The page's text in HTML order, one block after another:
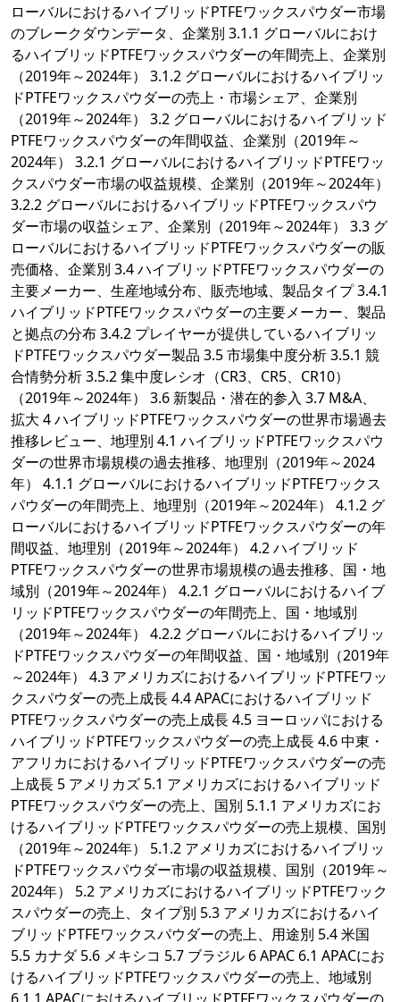
ローバルにおけるハイブリッドPTFEワックスパウダー市場
のブレークダウンデータ、企業別 3.1.1 グローバルにおけ
るハイブリッドPTFEワックスパウダーの年間売上、企業別
（2019年～2024年） 3.1.2 グローバルにおけるハイブリッ
ドPTFEワックスパウダーの売上・市場シェア、企業別
（2019年～2024年） 3.2 グローバルにおけるハイブリッド
PTFEワックスパウダーの年間収益、企業別（2019年～
2024年） 3.2.1 グローバルにおけるハイブリッドPTFEワッ
クスパウダー市場の収益規模、企業別（2019年～2024年）
3.2.2 グローバルにおけるハイブリッドPTFEワックスパウ
ダー市場の収益シェア、企業別（2019年～2024年） 3.3 グ
ローバルにおけるハイブリッドPTFEワックスパウダーの販
売価格、企業別 3.4 ハイブリッドPTFEワックスパウダーの
主要メーカー、生産地域分布、販売地域、製品タイプ 3.4.1
ハイブリッドPTFEワックスパウダーの主要メーカー、製品
と拠点の分布 3.4.2 プレイヤーが提供しているハイブリッ
ドPTFEワックスパウダー製品 3.5 市場集中度分析 3.5.1 競
合情勢分析 3.5.2 集中度レシオ（CR3、CR5、CR10）
（2019年～2024年） 3.6 新製品・潜在的参入 3.7 M&A、
拡大 4 ハイブリッドPTFEワックスパウダーの世界市場過去
推移レビュー、地理別 4.1 ハイブリッドPTFEワックスパウ
ダーの世界市場規模の過去推移、地理別（2019年～2024
年） 4.1.1 グローバルにおけるハイブリッドPTFEワックス
パウダーの年間売上、地理別（2019年～2024年） 4.1.2 グ
ローバルにおけるハイブリッドPTFEワックスパウダーの年
間収益、地理別（2019年～2024年） 4.2 ハイブリッド
PTFEワックスパウダーの世界市場規模の過去推移、国・地
域別（2019年～2024年） 4.2.1 グローバルにおけるハイブ
リッドPTFEワックスパウダーの年間売上、国・地域別
（2019年～2024年） 4.2.2 グローバルにおけるハイブリッ
ドPTFEワックスパウダーの年間収益、国・地域別（2019年
～2024年） 4.3 アメリカズにおけるハイブリッドPTFEワッ
クスパウダーの売上成長 4.4 APACにおけるハイブリッド
PTFEワックスパウダーの売上成長 4.5 ヨーロッパにおける
ハイブリッドPTFEワックスパウダーの売上成長 4.6 中東・
アフリカにおけるハイブリッドPTFEワックスパウダーの売
上成長 5 アメリカズ 5.1 アメリカズにおけるハイブリッド
PTFEワックスパウダーの売上、国別 5.1.1 アメリカズにお
けるハイブリッドPTFEワックスパウダーの売上規模、国別
（2019年～2024年） 5.1.2 アメリカズにおけるハイブリッ
ドPTFEワックスパウダー市場の収益規模、国別（2019年～
2024年） 5.2 アメリカズにおけるハイブリッドPTFEワック
スパウダーの売上、タイプ別 5.3 アメリカズにおけるハイ
ブリッドPTFEワックスパウダーの売上、用途別 5.4 米国
5.5 カナダ 5.6 メキシコ 5.7 ブラジル 6 APAC 6.1 APACにお
けるハイブリッドPTFEワックスパウダーの売上、地域別